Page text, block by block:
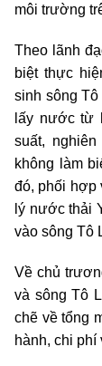
môi trường
Theo lãnh
biệt thực
sinh sông
lấy nước từ
suất,
không làm
đó, phối hợp
lý nước thải
vào sông Tô
Về chủ
và sông Tô
chẽ về tổng
hành, chi